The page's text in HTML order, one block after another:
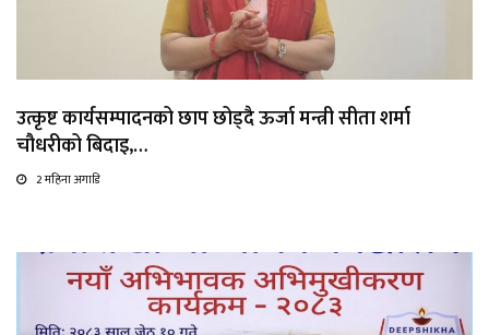
उत्कृष्ट कार्यसम्पादनको छाप छोड्दै ऊर्जा मन्त्री सीता शर्मा
चौधरीको बिदाइ,…
2 महिना अगाडि